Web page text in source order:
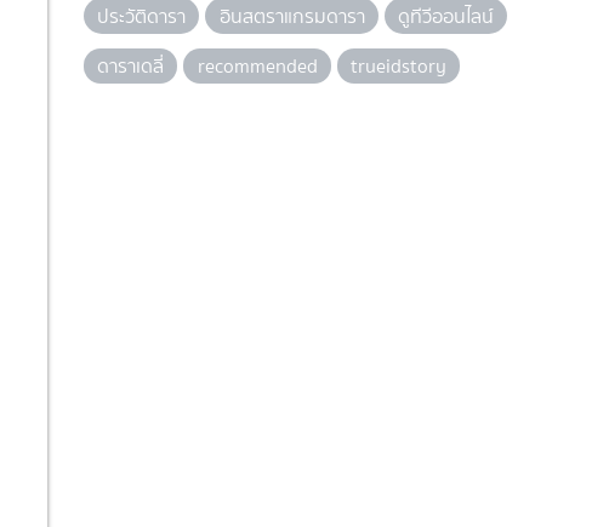
ประวัติดารา
อินสตราแกรมดารา
ดูทีวีออนไลน์
ดาราเดลี่
recommended trueidstory